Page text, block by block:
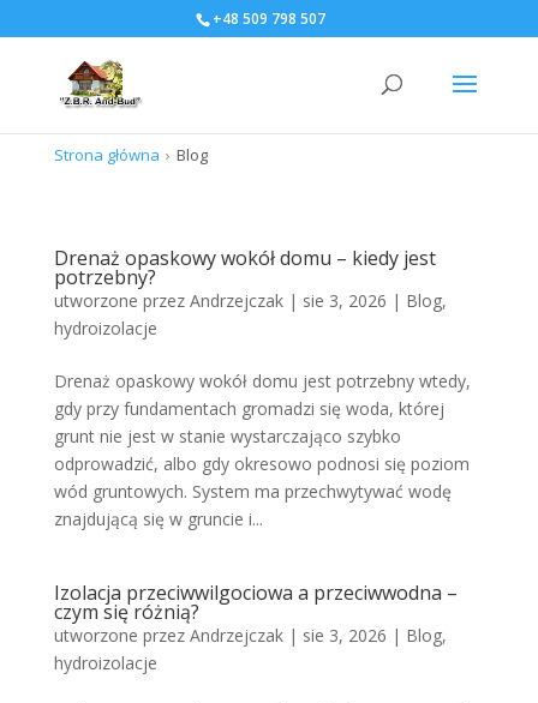
+48 509 798 507
Strona główna › Blog
Drenaż opaskowy wokół domu – kiedy jest
potrzebny?
utworzone przez Andrzejczak| sie 3, 2026 | Blog,
hydroizolacje
Drenaż opaskowy wokół domu jest potrzebny wtedy,
gdy przy fundamentach gromadzi się woda, której
grunt nie jest w stanie wystarczająco szybko
odprowadzić, albo gdy okresowo podnosi się poziom
wód gruntowych. System ma przechwytywać wodę
znajdującą się w gruncie i...
Izolacja przeciwwilgociowa a przeciwwodna –
czym się różnią?
utworzone przez Andrzejczak| sie 3, 2026 | Blog,
hydroizolacje